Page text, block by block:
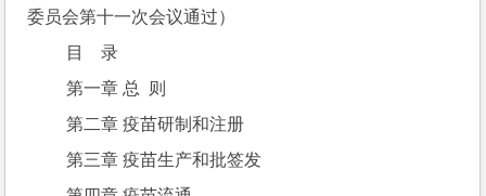
委员会第十一次会议通过）
目    录
第一章 总  则
第二章 疫苗研制和注册
第三章 疫苗生产和批签发